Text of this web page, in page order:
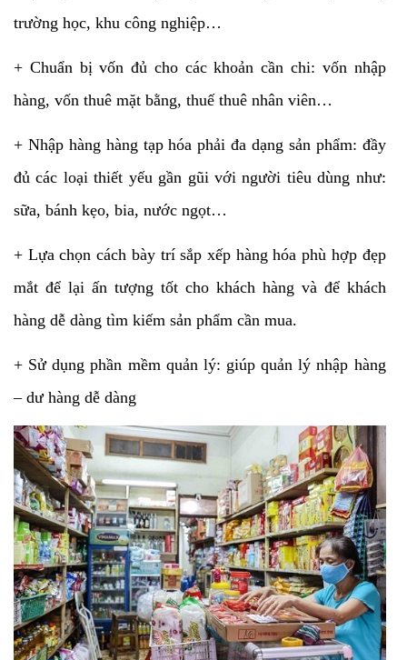
trường học, khu công nghiệp…
+ Chuẩn bị vốn đủ cho các khoản cần chi: vốn nhập
hàng, vốn thuê mặt bằng, thuế thuê nhân viên…
+ Nhập hàng hàng tạp hóa phải đa dạng sản phẩm: đầy
đủ các loại thiết yếu gần gũi với người tiêu dùng như:
sữa, bánh kẹo, bia, nước ngọt…
+ Lựa chọn cách bày trí sắp xếp hàng hóa phù hợp đẹp
mắt để lại ấn tượng tốt cho khách hàng và để khách
hàng dễ dàng tìm kiếm sản phẩm cần mua.
+ Sử dụng phần mềm quản lý: giúp quản lý nhập hàng
– dư hàng dễ dàng